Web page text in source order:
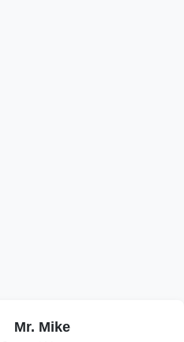
Mr. Mike